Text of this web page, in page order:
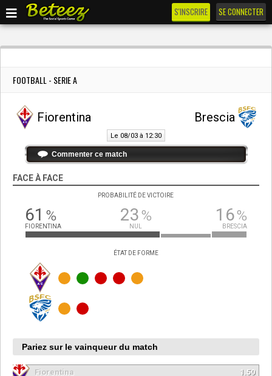
S'INSCRIRE SE CONNECTER
FOOTBALL - SERIE A
Fiorentina Brescia
Le 08/03 à 12:30
Commenter ce match
FACE À FACE
PROBABILITÉ DE VICTOIRE
61 %
FIORENTINA
23%
NUL
16%
BRESCIA
ÉTAT DE FORME
Pariez sur le vainqueur du match
Fiorentina
1.50